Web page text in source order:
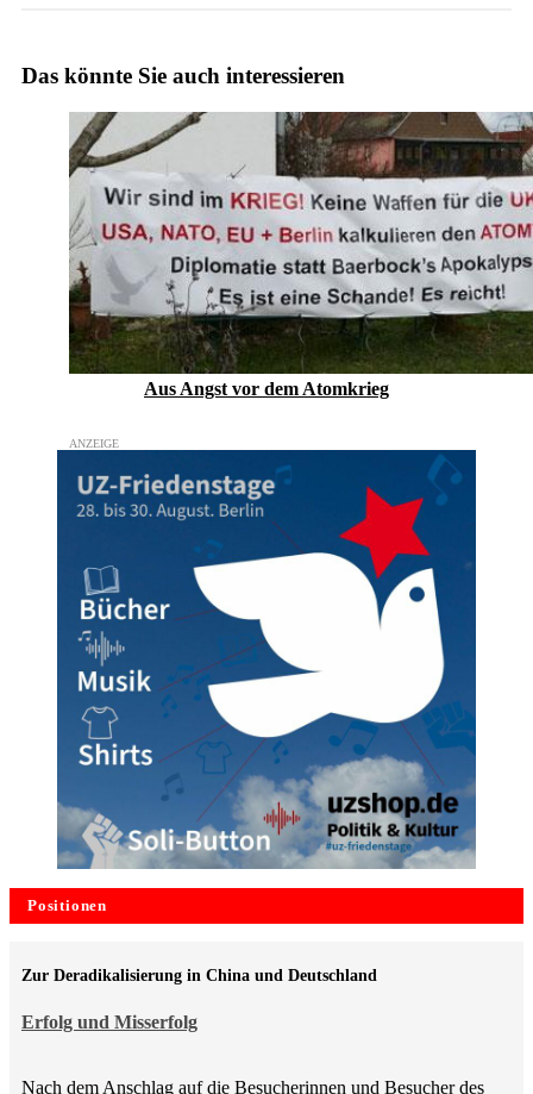
Das könnte Sie auch interessieren
Aus Angst vor dem Atomkrieg
Positionen
Erfolg und Misserfolg
Zur Deradikalisierung in China und Deutschland
Nach dem Anschlag auf die Besucherinnen und Besucher des